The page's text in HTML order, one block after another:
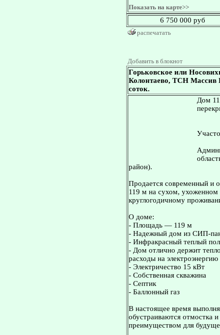
Показать на карте>>
6 750 000 руб
распечатать
Добавить в блокнот
Горьковское или
Колонтаево, ТСН Массив
соток.
Дом
район).
Продается современный и
119 м на сухом, ухоженном
круглогодичному
О доме:
- Площадь — 119 м
- Надежный дом из СИП-
- Инфракрасный теплый
- Дом отлично держит
расходы на
- Электричество 15 кВт
- Собственная скважина
- Септик
- Баллонный газ
В настоящее время
обустраиваются отмостка
преимуществом для